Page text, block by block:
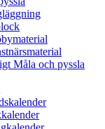
Måla och pyssla